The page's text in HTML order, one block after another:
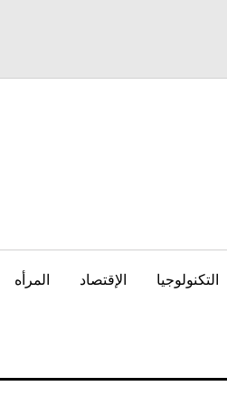
التكنولوجيا الإقتصاد المرأه